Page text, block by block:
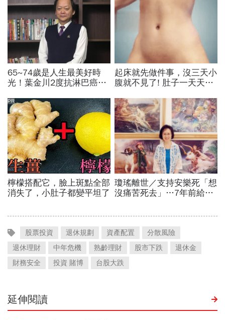
股票投資 退休規劃 資產配置
分散風險
退休理財
中年危機 熟齡理財 股市下跌
退休金
財務安全
投資 賭博 台股大跌
延伸閱讀